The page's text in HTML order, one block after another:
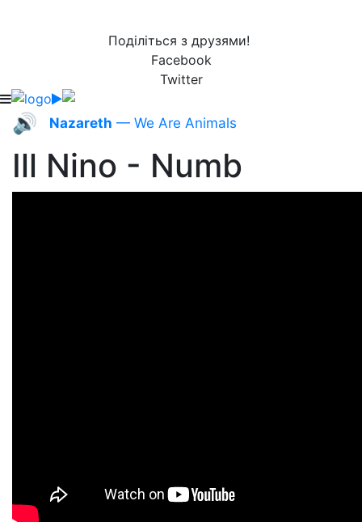
Поділіться з друзями!
Facebook
Twitter
🔊 Nazareth — We Are Animals
Ill Nino - Numb